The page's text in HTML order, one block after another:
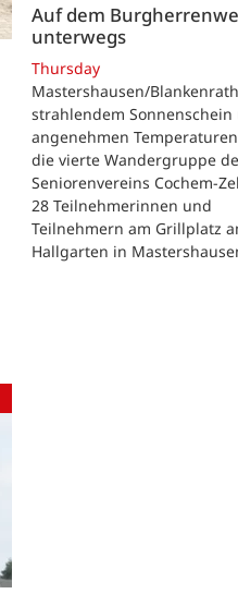
Auf dem
unterwegs
Thursday
Mastershausen/
strahlendem Sonnenschein
angenehmen
die vierte Wandergruppe
Seniorenvereins Cochem-
28 Teilnehmerinnen und
Teilnehmern am Grillplatz
Hallgarten in